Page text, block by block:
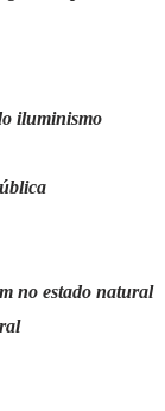
iluminismo
no estado natural